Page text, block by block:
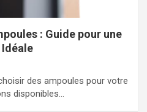
: Guide pour une
des ampoules pour votre
disponibles…